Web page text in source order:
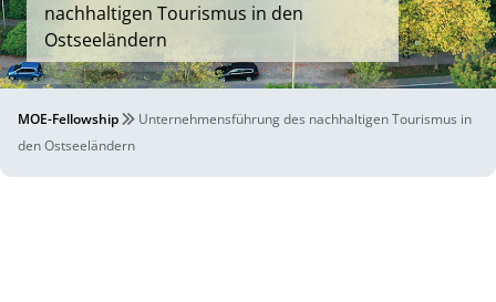
nachhaltigen Tourismus in den
Ostseeländern
MOE-Fellowship
Unternehmensführung des nachhaltigen Tourismus in
den Ostseeländern